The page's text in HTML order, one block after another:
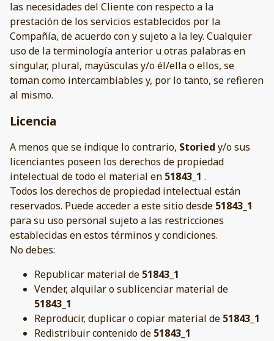
las necesidades del Cliente con respecto a la
prestación de los servicios establecidos por la
Compañía, de acuerdo con y sujeto a la ley. Cualquier
uso de la terminología anterior u otras palabras en
singular, plural, mayúsculas y/o él/ella o ellos, se
toman como intercambiables y, por lo tanto, se refieren
al mismo.
Licencia
A menos que se indique lo contrario, Storied y/o sus
licenciantes poseen los derechos de propiedad
intelectual de todo el material en 51843_1 .
Todos los derechos de propiedad intelectual están
reservados. Puede acceder a este sitio desde 51843_1
para su uso personal sujeto a las restricciones
establecidas en estos términos y condiciones.
No debes:
Republicar material de 51843_1
Vender, alquilar o sublicenciar material de
51843_1
Reproducir, duplicar o copiar material de 51843_1
Redistribuir contenido de 51843_1